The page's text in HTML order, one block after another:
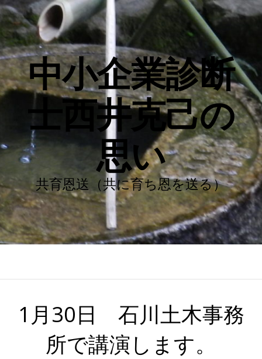
中小企業診断
士西井克己の
思い
共育恩送（共に育ち恩を送る）
1月30日 石川土木事務
所で講演します。